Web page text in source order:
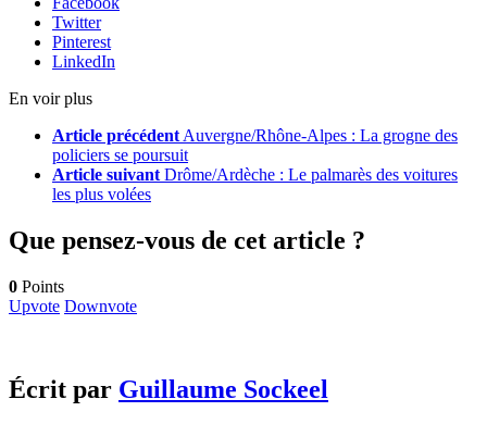
Twitter
Pinterest
LinkedIn
En voir plus
Article précédent Auvergne/Rhône-Alpes : La grogne des
policiers se poursuit
Article suivant Drôme/Ardèche : Le palmarès des voitures
les plus volées
Que pensez-vous de cet article ?
0 Points
Upvote Downvote
Écrit par Guillaume Sockeel